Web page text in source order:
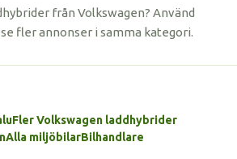
från Volkswagen? Använd
fler annonser i samma kategori.
Fler Volkswagen laddhybrider
Alla miljöbilarBilhandlare